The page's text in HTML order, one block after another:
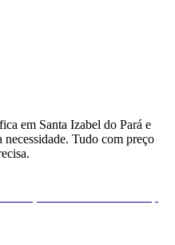
em Santa Izabel do Pará e
necessidade. Tudo com preço